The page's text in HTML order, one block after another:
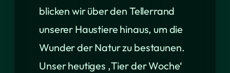
blicken wir über den Tellerrand
unserer Haustiere hinaus, um die
Wunder der Natur zu bestaunen.
Unser heutiges ‚Tier der Woche‘